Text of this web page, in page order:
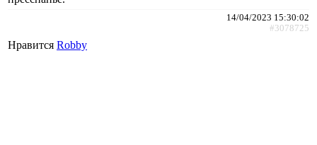
14/04/2023 15:30:02
#3078725
Нравится Robby